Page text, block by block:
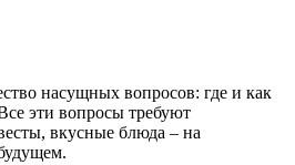
насущных вопросов: где и как
эти вопросы требуют
вкусные блюда – на